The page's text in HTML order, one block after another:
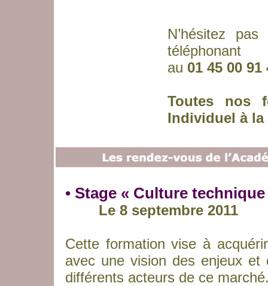
N’hésitez
téléphonant
au 01 45 00 91
Toutes nos
Individuel à
• Stage « Culture
Le 8 septembre 2011
Cette formation vise à
avec une vision des enjeux
différents acteurs de ce